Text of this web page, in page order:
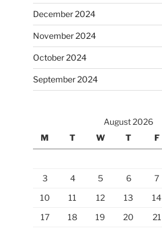
December 2024
November 2024
October 2024
September 2024
August 2026
M
T W T F
3
4 5 6 7
10
11 12 13 14
17
18 19 20 21